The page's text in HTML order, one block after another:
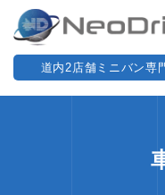
道内2店舗ミニバン専